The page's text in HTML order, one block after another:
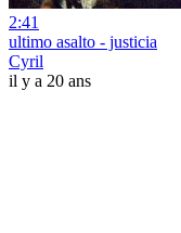
2:41
ultimo asalto - justicia
Cyril
il y a 20 ans